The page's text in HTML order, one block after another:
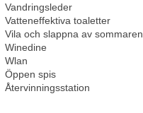
Vandringsleder
Vatteneffektiva toaletter
Vila och slappna av sommaren
Winedine
Wlan
Öppen spis
Återvinningsstation